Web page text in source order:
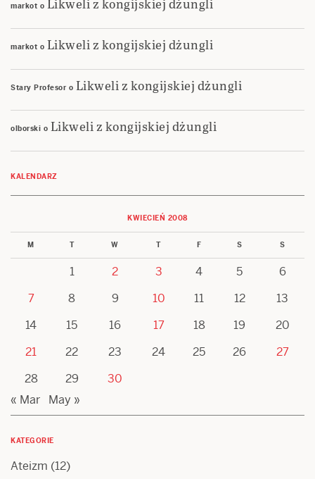
markot o
markot o Likweli z kongijskiej dżungli
Stary Profesor o Likweli z kongijskiej dżungli
olborski o Likweli z kongijskiej dżungli
KALENDARZ
KWIECIEŃ 2008
M T W T F S S
1 2 3 4 5
6
7
8 9 10 11 12
13
14
15 16 17 18 19
20
21
22 23 24 25 26
27
28
29
30
« Mar
May »
KATEGORIE
Ateizm (12)